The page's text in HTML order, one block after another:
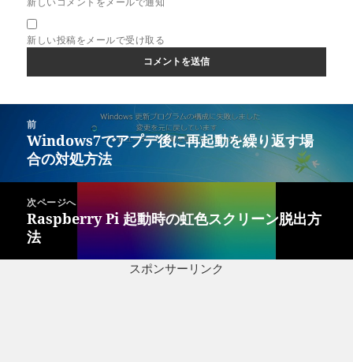
新しい投稿をメールで受け取る
ン
前
前
の
稿:
Windows7でアプデ後に再起動を繰り返す場
合の対処方法
次ページへ
次
の
Raspberry Pi 起動時の虹色スクリーン脱出方
法
スポンサーリンク